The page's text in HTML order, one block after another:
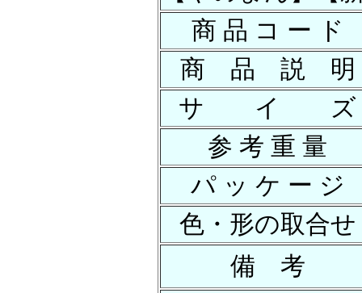
商 品 コ ー ド
商 品 説 明
サ イ ズ
参 考 重 量
パ ッ ケ ー ジ
色・形の取合せ
備 考